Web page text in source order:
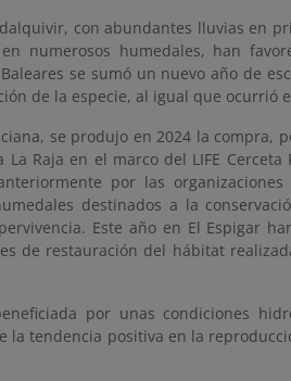
con abundantes lluvias en
numerosos humedales, han
se sumó un nuevo año de
de la especie, al igual que ocurrió
se produjo en 2024 la compra,
Raja en el marco del LIFE Cerceta
por las organizaciones
destinados a la
Este año en El Espigar
de restauración del hábitat
por unas condiciones
la tendencia positiva en la